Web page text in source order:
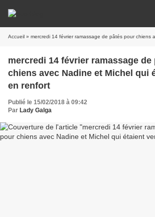
Accueil » mercredi 14 février ramassage de pâtés pour chiens avec Nadine et
mercredi 14 février ramassage de
chiens avec Nadine et Michel qui
en renfort
Publié le 15/02/2018 à 09:42
Par Lady Galga